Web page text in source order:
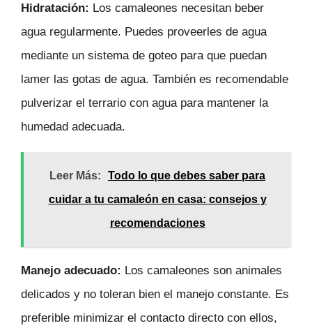
Hidratación: Los camaleones necesitan beber
agua regularmente. Puedes proveerles de agua
mediante un sistema de goteo para que puedan
lamer las gotas de agua. También es recomendable
pulverizar el terrario con agua para mantener la
humedad adecuada.
Leer Más:
Todo lo que debes saber para
cuidar a tu camaleón en casa: consejos y
recomendaciones
Manejo adecuado: Los camaleones son animales
delicados y no toleran bien el manejo constante. Es
preferible minimizar el contacto directo con ellos,